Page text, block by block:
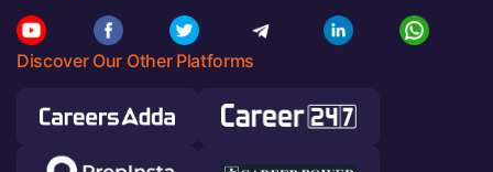
Discover Our Other Platforms